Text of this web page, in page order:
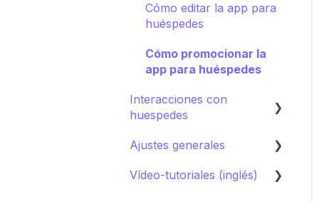
Guía de destino
Campañas
Cómo editar la app para
huéspedes
Cómo promocionar la
app para huéspedes
Interacciones con
huespedes
AI Concierge
CRM
Ajustes generales
Ajustes del hotel
Vídeo-tutoriales (inglés)